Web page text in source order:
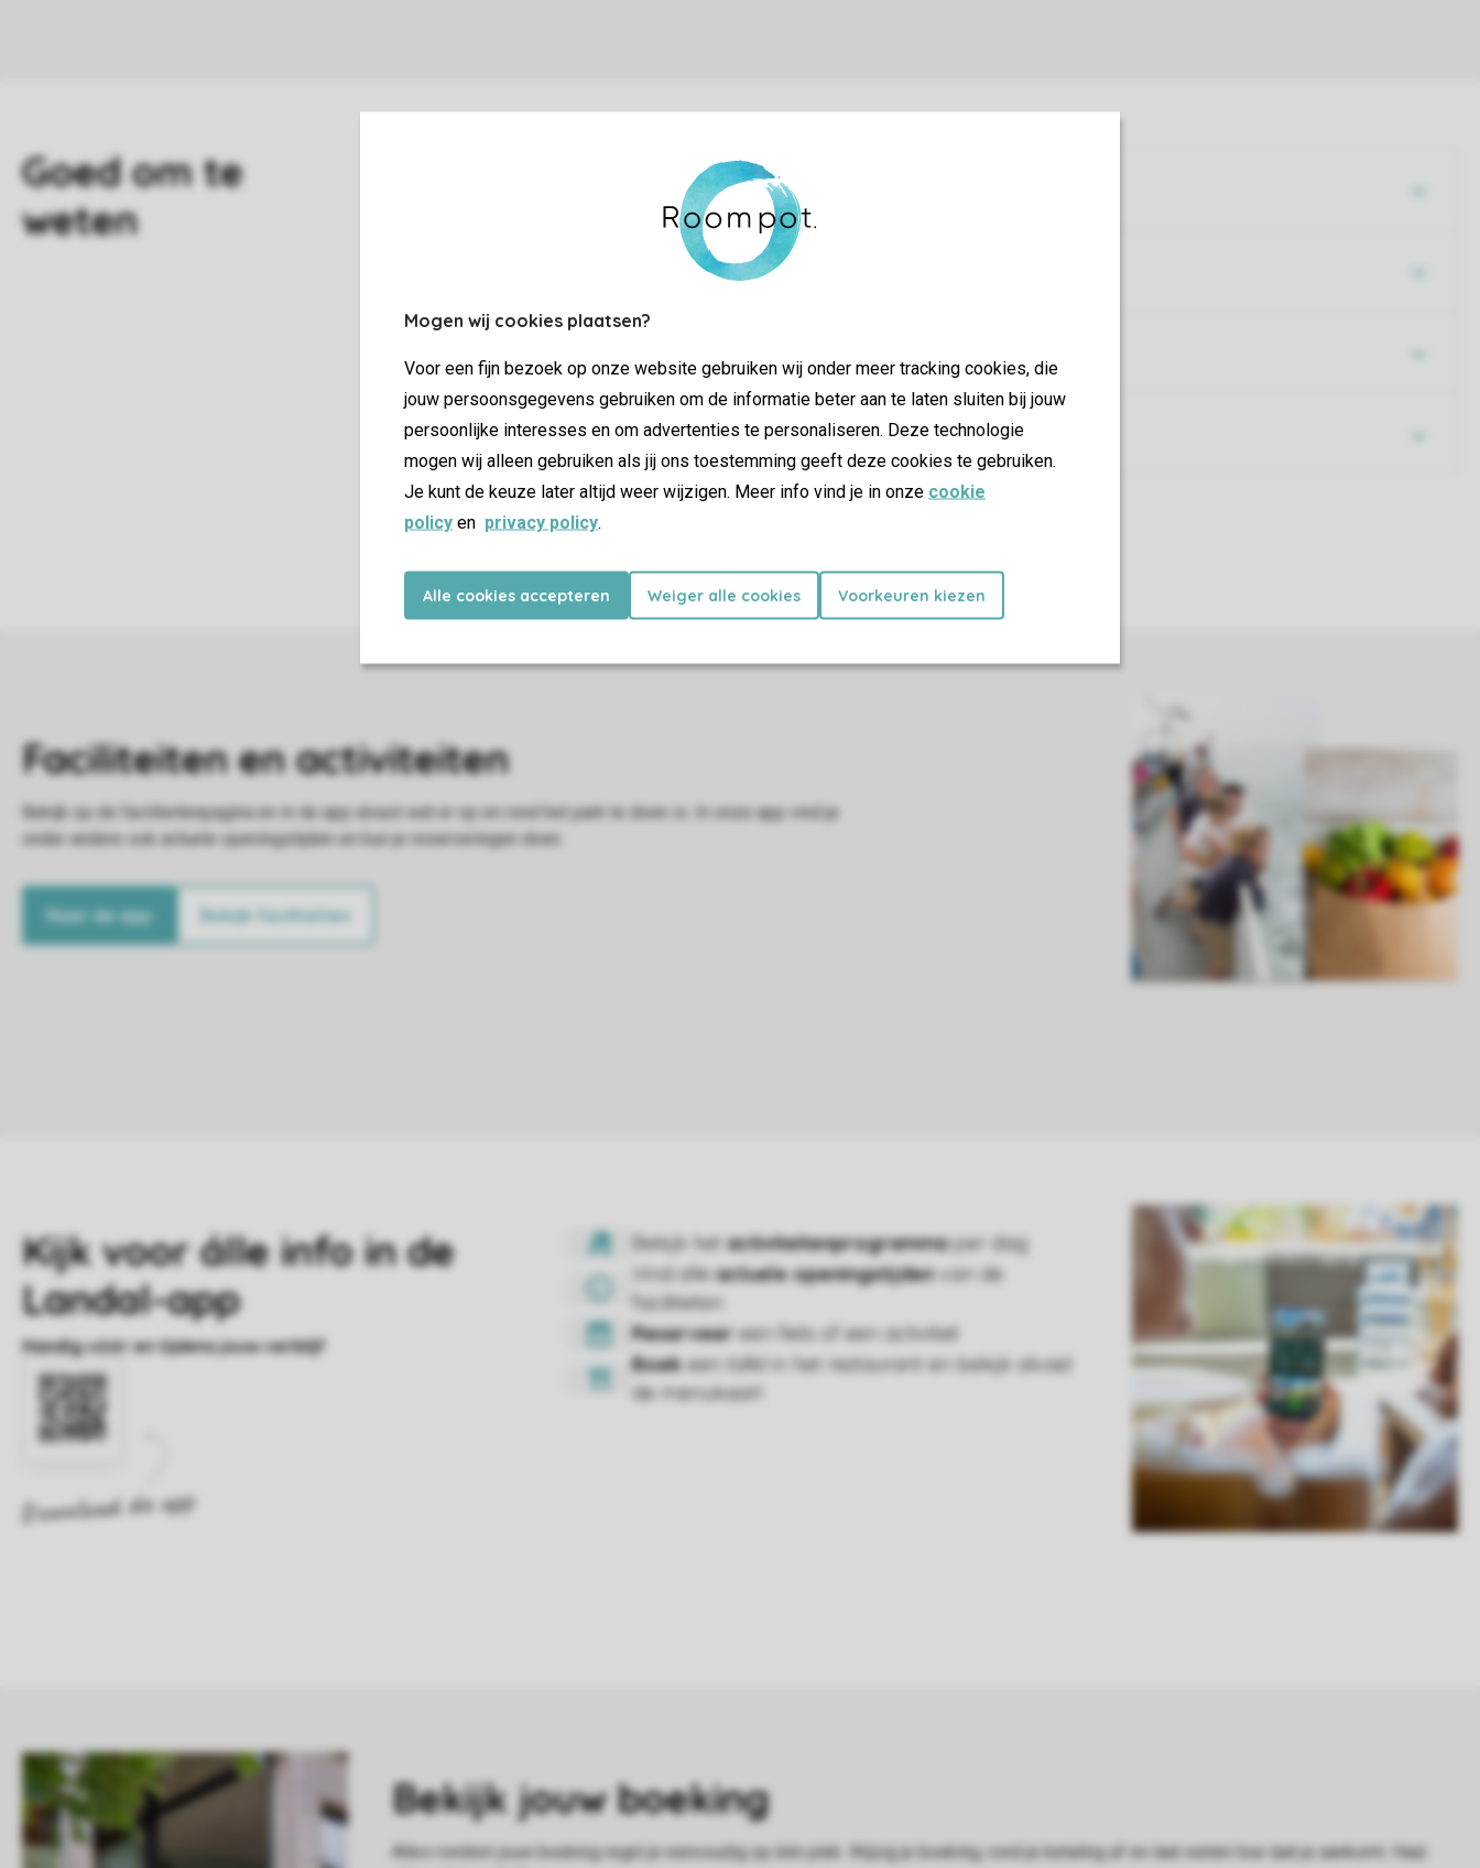
Mogen wij cookies plaatsen?
Voor een fijn bezoek op onze website gebruiken wij onder meer tracking cookies, die
jouw persoonsgegevens gebruiken om de informatie beter aan te laten sluiten bij jouw
persoonlijke interesses en om advertenties te personaliseren. Deze technologie
mogen wij alleen gebruiken als jij ons toestemming geeft deze cookies te gebruiken.
Je kunt de keuze later altijd weer wijzigen. Meer info vind je in onze cookie
policy en privacy policy.
Alle cookies accepteren Weiger alle cookies Voorkeuren kiezen
Vuurwerk is niet toegestaan
Naar de app Bekijk faciliteiten